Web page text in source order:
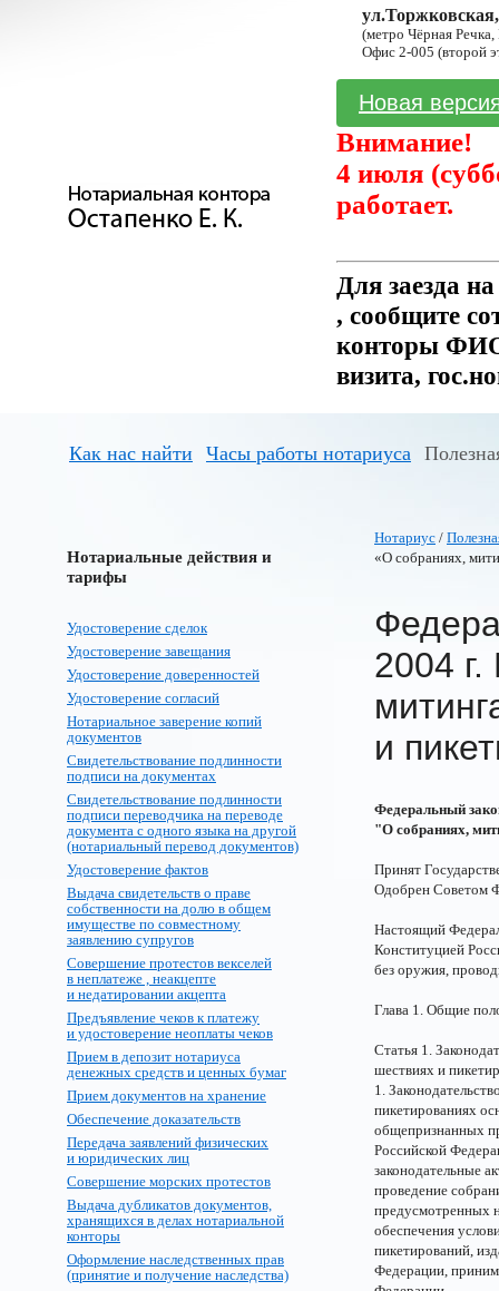
(метро Чёрная
Офис 2-005 (второй
Новая
Внимание!
4 июля
работает.
Для заезда
, сообщите
конторы ФИО
визита,
Как нас найти Часы работы нотариуса
Нотариальные действия и
тарифы
Удостоверение сделок
Удостоверение завещания
Удостоверение доверенностей
Удостоверение согласий
Нотариальное заверение копий
документов
Свидетельствование подлинности
подписи на документах
Свидетельствование подлинности
подписи переводчика на переводе
документа с одного языка на другой
(нотариальный перевод документов)
Удостоверение фактов
Выдача свидетельств о праве
собственности на долю в общем
имуществе по совместному
заявлению супругов
Совершение протестов векселей
в неплатеже , неакцепте
и недатировании акцепта
Предъявление чеков к платежу
и удостоверение неоплаты чеков
Прием в депозит нотариуса
денежных средств и ценных бумаг
Прием документов на хранение
Обеспечение доказательств
Передача заявлений физических
и юридических лиц
Совершение морских протестов
Выдача дубликатов документов,
хранящихся в делах нотариальной
конторы
Оформление наследственных прав
(принятие и получение наследства)
Нотариус /
«О собраниях,
2004
и
Федеральный
"О собраниях,
Принят
Одобрен Советом
Настоящий
Конституцией
без оружия,
Глава 1. Общие
Статья 1.
шествиях и
1.
пикетированиях
общепризнанных
Российской
законодательные
проведение
предусмотренных
обеспечения
пикетирований,
Федерации,